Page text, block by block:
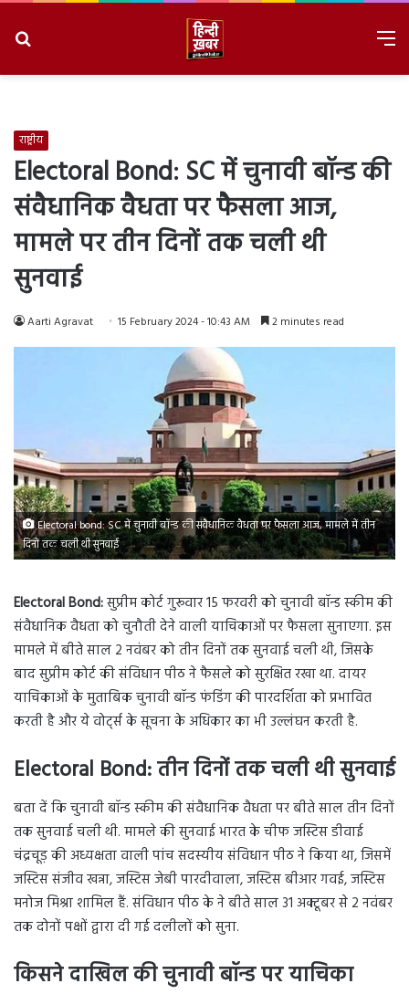
राष्ट्रीय
Electoral Bond: SC में चुनावी बॉन्ड की
संवैधानिक वैधता पर फैसला आज,
मामले पर तीन दिनों तक चली थी
सुनवाई
Aarti Agravat 15 February 2024 - 10:43 AM 2 minutes read
Electoral bond: SC में चुनावी बॉन्ड की संवैधानिक वैधता पर फैसला आज, मामले में तीन
दिनों तक चली थी सुनवाई
Electoral Bond:सुप्रीम कोर्ट गुरूवार 15 फरवरी को चुनावी बॉन्ड स्कीम की
संवैधानिक वैधता को चुनौती देने वाली याचिकाओं पर फैसला सुनाएगा. इस
मामले में बीते साल 2 नवंबर को तीन दिनों तक सुनवाई चली थी, जिसके
बाद सुप्रीम कोर्ट की संविधान पीठ ने फैसले को सुरक्षित रखा था. दायर
याचिकाओं के मुताबिक चुनावी बॉन्ड फंडिंग की पारदर्शिता को प्रभावित
करती है और ये वोर्ट्स के सूचना के अधिकार का भी उल्लंघन करती है.
Electoral Bond:तीन दिनों तक चली थी सुनवाई
बता दें कि चुनावी बॉन्ड स्कीम की संवैधानिक वैधता पर बीते साल तीन दिनों
तक सुनवाई चली थी. मामले की सुनवाई भारत के चीफ जस्टिस डीवाई
चंद्रचूड़ की अध्यक्षता वाली पांच सदस्यीय संविधान पीठ ने किया था, जिसमें
जस्टिस संजीव खन्ना, जस्टिस जेबी पारदीवाला, जस्टिस बीआर गवई, जस्टिस
मनोज मिश्रा शामिल हैं. संविधान पीठ के ने बीते साल 31 अक्टूबर से 2 नवंबर
तक दोनों पक्षों द्वारा दी गई दलीलों को सुना.
किसने दाखिल की चुनावी बॉन्ड पर याचिका